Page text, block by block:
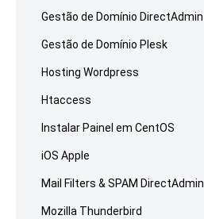
Gestão de Domínio DirectAdmin
Gestão de Domínio Plesk
Hosting Wordpress
Htaccess
Instalar Painel em CentOS
iOS Apple
Mail Filters & SPAM DirectAdmin
Mozilla Thunderbird